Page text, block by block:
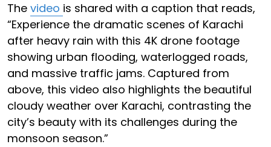
The video is shared with a caption that reads,
“Experience the dramatic scenes of Karachi
after heavy rain with this 4K drone footage
showing urban flooding, waterlogged roads,
and massive traffic jams. Captured from
above, this video also highlights the beautiful
cloudy weather over Karachi, contrasting the
city’s beauty with its challenges during the
monsoon season.”